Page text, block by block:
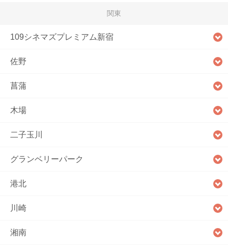
関東
109シネマズプレミアム新宿
佐野
菖蒲
木場
二子玉川
グランベリーパーク
港北
川崎
湘南